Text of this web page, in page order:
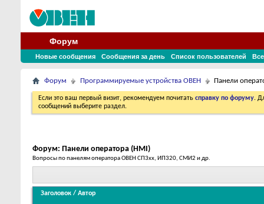
Форум
Новые сообщения Сообщения за день Список пользователей
Форум Программируемые устройства ОВЕН Панели
Если это ваш первый визит, рекомендуем почитать справку по форуму.
сообщений выберите раздел.
Форум: Панели оператора (HMI)
Вопросы по панелям оператора ОВЕН СП3хх, ИП320, СМИ2 и др.
Заголовок / Автор